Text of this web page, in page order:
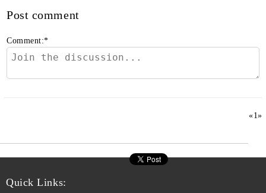
Post comment
Comment:*
«1»
Quick Links: